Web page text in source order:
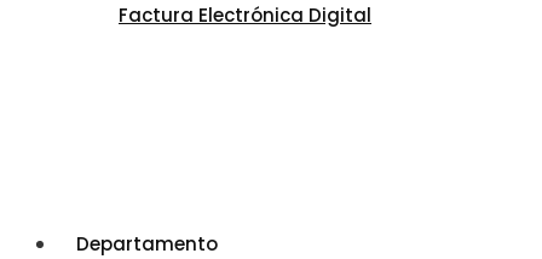
Factura Electrónica Digital
Departamento